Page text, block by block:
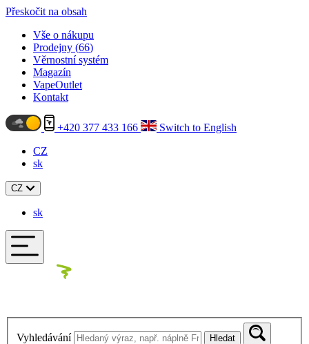
Přeskočit na obsah
Vše o nákupu
Prodejny (66)
Věrnostní systém
Magazín
VapeOutlet
Kontakt
+420 377 433 166
Switch to English
CZ
sk
CZ
sk
Vyhledávání Hledat